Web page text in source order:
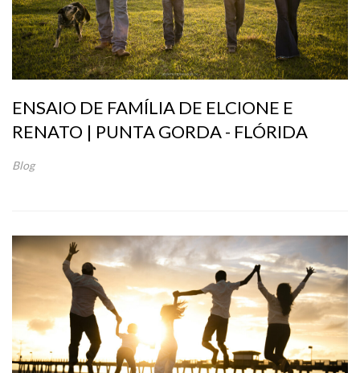
ENSAIO DE FAMÍLIA DE ELCIONE E
RENATO | PUNTA GORDA - FLÓRIDA
Blog